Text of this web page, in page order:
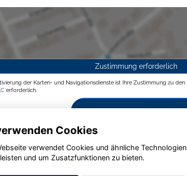
Zustimmung erforderlich
der Karten- und Navigationsdienste ist Ihre Zustimmung zu den
erforderlich.
Zustimmen und aktivieren
Cookies
verwendet Cookies und ähnliche
und um Zusatzfunktionen zu bieten.